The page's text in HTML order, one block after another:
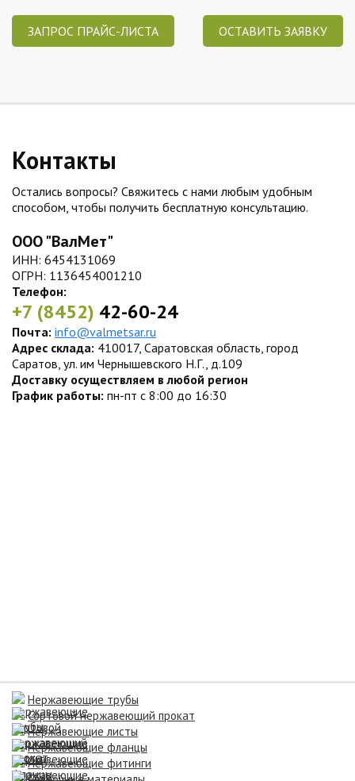
ЗАПРОС ПРАЙС-ЛИСТА ОСТАВИТЬ ЗАЯВКУ
Контакты
Остались вопросы? Свяжитесь с нами любым удобным
способом, чтобы получить бесплатную консультацию.
ООО "ВалМет"
ИНН: 6454131069
ОГРН: 1136454001210
Телефон:
+7 (8452) 42-60-24
Почта: info@valmetsar.ru
Адрес склада: 410017, Саратовская область, город
Саратов, ул. им Чернышевского Н.Г., д.109
Доставку осуществляем в любой регион
График работы: пн-пт с 8:00 до 16:30
Нержавеющие трубы
Сортовой нержавеющий прокат
Нержавеющие листы
Нержавеющие фланцы
Нержавеющие фитинги